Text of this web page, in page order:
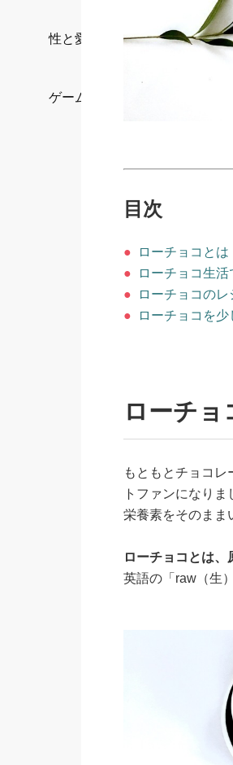
性と愛
ゲーム
目次
●
ローチョコとは
●
ローチョコ生
●
ローチョコのレ
●
ローチョコを
ローチョ
もともとチョコ
トファンになり
栄養素をそのまま
ローチョコとは
英語の「raw（生